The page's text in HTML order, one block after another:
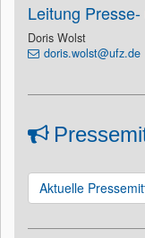
Leitung
Doris Wolst
doris.wolst@ufz.de
Aktuelle